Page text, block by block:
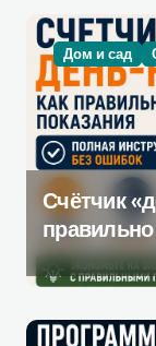
Дом и сад
Счётчик
полная
ошибок